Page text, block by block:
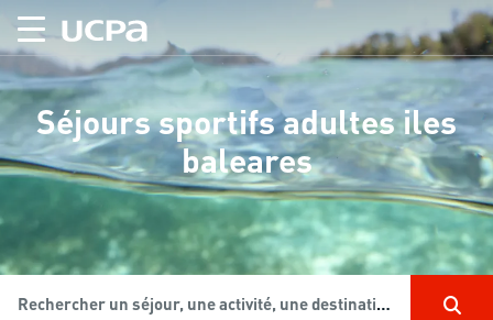
Séjours sportifs adultes iles
baleares
Rechercher un séjour, une activité, une destination...